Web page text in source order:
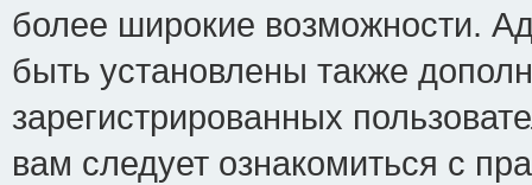
более широкие возможности.
быть установлены также
зарегистрированных
вам следует ознакомиться с